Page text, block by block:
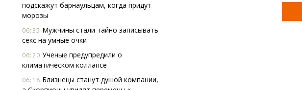
подскажут барнаульцам, когда придут
морозы
06:35 Мужчины стали тайно записывать
секс на умные очки
06:20 Ученые предупредили о
климатическом коллапсе
06:18 Близнецы станут душой компании,